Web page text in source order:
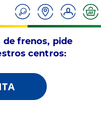
de frenos, pide
centros: